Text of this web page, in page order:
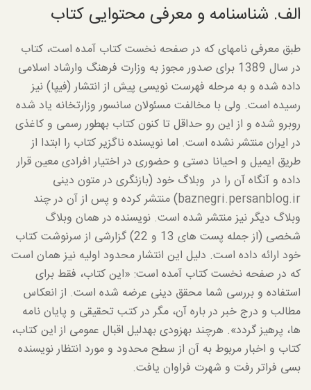
الف. شناسنامه و معرفی محتوایی کتاب
طبق معرفی نامه­ای که در صفحه نخست کتاب آمده است، کتاب
در سال 1389 برای صدور مجوز به وزارت فرهنگ وارشاد اسلامی
داده شده و به مرحله فهرست نویسی پیش از انتشار (فیپا) نیز
رسیده است. ولی با مخالفت مسئولان سانسور وزارتخانه یاد شده
روبرو شده و از این رو حداقل تا کنون کتاب به­طور رسمی و کاغذی
در ایران منتشر نشده است. اما نویسنده ناگزیر کتاب را ابتدا از
طریق ایمیل و احیانا دستی و حضوری در اختیار افرادی معین قرار
داده و آنگاه آن را در وبلاگ خود (بازنگری در متون دینی
baznegri.persanblog.ir) منتشر کرده و پس از آن در چند
وبلاگ دیگر نیز منتشر شده است. نویسنده در همان وبلاگ
شخصی (از جمله پست های 13 و 22) گزارشی از سرنوشت کتاب
خود ارائه داده است. دلیل این انتشار محدود اولیه نیز همان است
که در صفحه نخست کتاب آمده است: «این کتاب، فقط برای
استفاده و بررسی شما محقق دینی عرضه شده است. از انعکاس
مطالب و درج خبر در باره آن، مگر در کتب تحقیقی و پایان نامه
ها، پرهیز گردد». هرچند به­زودی به­دلیل اقبال عمومی از این کتاب،
کتاب و اخبار مربوط به آن از سطح محدود و مورد انتظار نویسنده
بسی فراتر رفت و شهرت فراوان یافت.